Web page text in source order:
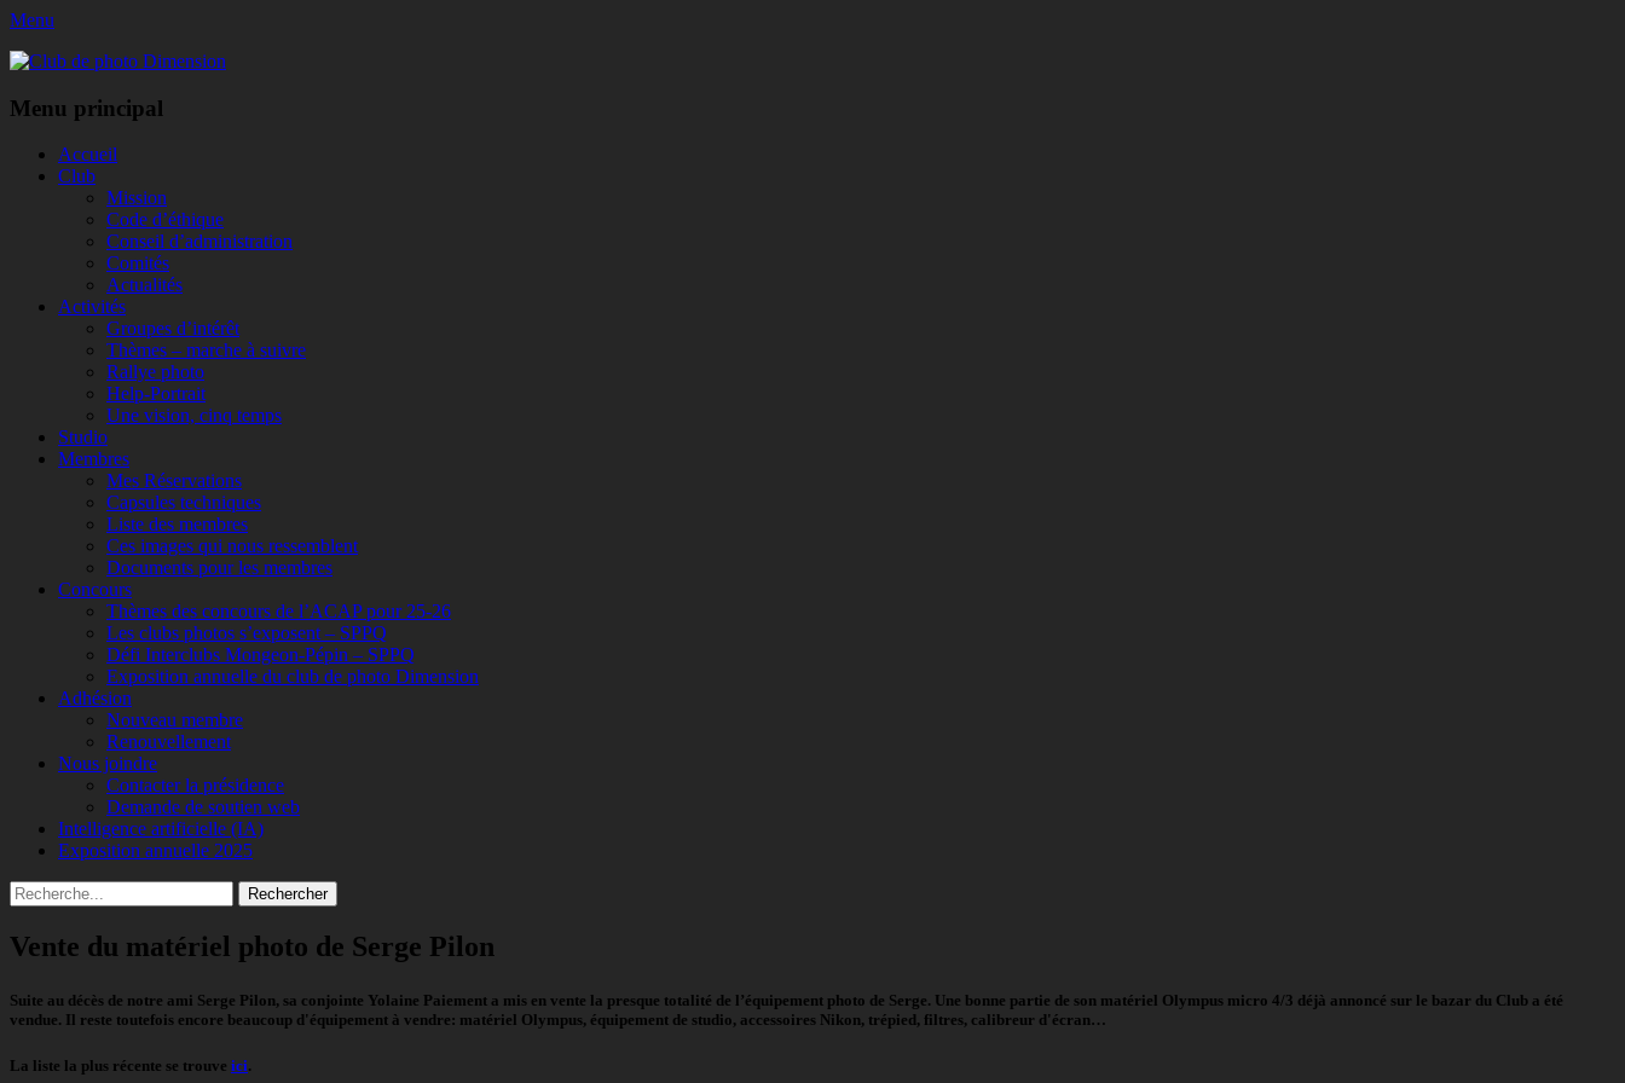
Menu
Club de photo Dimension
Menu principal
Aller
Accueil
Club
Mission
Code d’éthique
Conseil d’administration
Comités
Actualités
Activités
Groupes d’intérêt
Thèmes – marche à suivre
Rallye photo
Help-Portrait
Une vision, cinq temps
Studio
Membres
Mes Réservations
Capsules techniques
Liste des membres
Ces images qui nous ressemblent
Documents pour les membres
Concours
Thèmes des concours de l’ACAP pour 25-26
Les clubs photos s’exposent – SPPQ
Défi Interclubs Mongeon-Pépin – SPPQ
Exposition annuelle du club de photo Dimension
Adhésion
Nouveau membre
Renouvellement
Nous joindre
Contacter la présidence
Demande de soutien web
Intelligence artificielle (IA)
Exposition annuelle 2025
Recherche
Rechercher :
Vente du matériel photo de Serge Pilon
Suite au décès de notre ami Serge Pilon, sa conjointe Yolaine Paiement a mis en vente la presque totalité de l’équipement photo de Serge. Une bonne partie de son matériel Olympus micro 4/3 déjà annoncé sur le bazar du Club a été
vendue. Il reste toutefois encore beaucoup d'équipement à vendre: matériel Olympus, équipement de studio, accessoires Nikon, trépied, filtres, calibreur d'écran…
La liste la plus récente se trouve ici.